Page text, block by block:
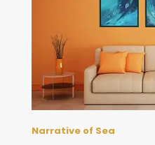
Narrative of Sea